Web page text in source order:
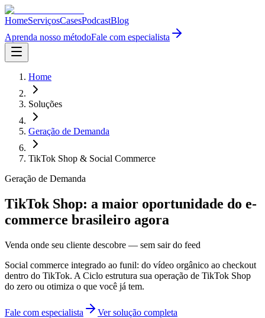
HomeServiçosCasesPodcastBlog
Aprenda nosso métodoFale com especialista
Home
Soluções
Geração de Demanda
TikTok Shop & Social Commerce
Geração de Demanda
TikTok Shop: a maior oportunidade do e-
commerce brasileiro agora
Venda onde seu cliente descobre — sem sair do feed
Social commerce integrado ao funil: do vídeo orgânico ao checkout
dentro do TikTok. A Ciclo estrutura sua operação de TikTok Shop
do zero ou otimiza o que você já tem.
Fale com especialista
Ver solução completa